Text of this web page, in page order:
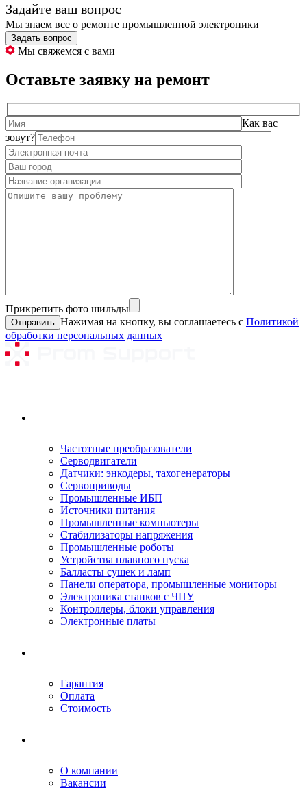
Задайте ваш вопрос
Мы знаем все о ремонте промышленной электроники
Задать вопрос
Мы свяжемся с вами
Оставьте заявку на ремонт
Как вас
зовут?
Прикрепить фото шильды
Нажимая на кнопку, вы соглашаетесь с Политикой
обработки персональных данных
Частотные преобразователи
Серводвигатели
Датчики: энкодеры, тахогенераторы
Сервоприводы
Промышленные ИБП
Источники питания
Промышленные компьютеры
Стабилизаторы напряжения
Промышленные роботы
Устройства плавного пуска
Балласты сушек и ламп
Панели оператора, промышленные мониторы
Электроника станков с ЧПУ
Контроллеры, блоки управления
Электронные платы
Гарантия
Оплата
Стоимость
О компании
Вакансии